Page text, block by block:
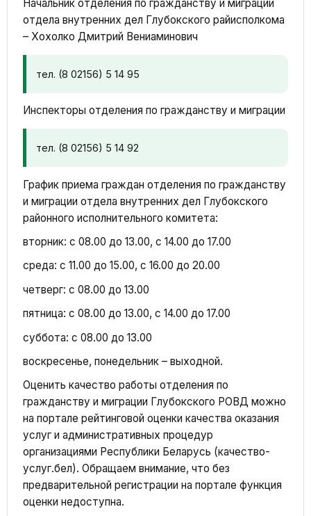
Начальник отделения по гражданству и миграции
отдела внутренних дел Глубокского райисполкома
– Хохолко Дмитрий Вениаминович
тел. (8 02156) 5 14 95
Инспекторы отделения по гражданству и миграции
тел. (8 02156) 5 14 92
График приема граждан отделения по гражданству
и миграции отдела внутренних дел Глубокского
районного исполнительного комитета:
вторник: с 08.00 до 13.00, с 14.00 до 17.00
среда: с 11.00 до 15.00, с 16.00 до 20.00
четверг: с 08.00 до 13.00
пятница: с 08.00 до 13.00, с 14.00 до 17.00
суббота: с 08.00 до 13.00
воскресенье, понедельник – выходной.
Оценить качество работы отделения по
гражданству и миграции Глубокского РОВД можно
на портале рейтинговой оценки качества оказания
услуг и административных процедур
организациями Республики Беларусь (качество-
услуг.бел). Обращаем внимание, что без
предварительной регистрации на портале функция
оценки недоступна.